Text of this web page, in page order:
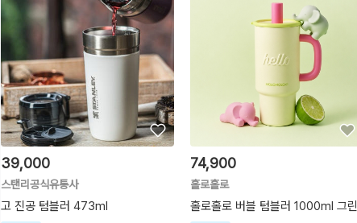
39,000
스탠리공식유통사
고 진공 텀블러 473ml
74,900
홀로홀로
홀로홀로 버블 텀블러 1000ml 그린